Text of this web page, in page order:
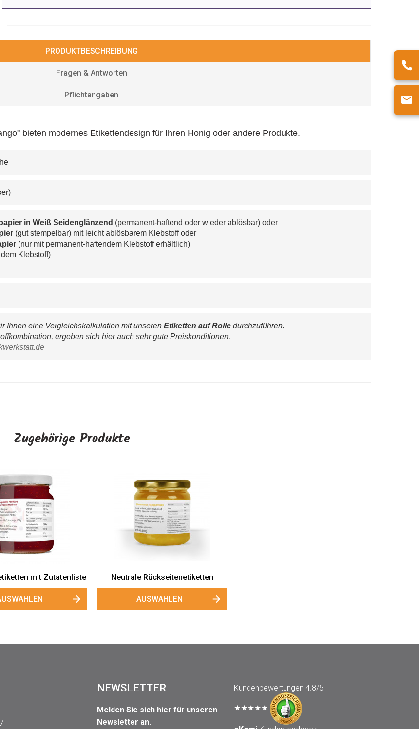
PRODUKTBESCHREIBUNG
Fragen & Antworten
Pflichtangaben
bieten modernes Etikettendesign für Ihren Honig oder andere Produkte.
in Weiß Seidenglänzend (permanent-haftend oder wieder ablösbar) oder
(gut stempelbar) mit leicht ablösbarem Klebstoff oder
(nur mit permanent-haftendem Klebstoff erhältlich)
Klebstoff)
Ihnen eine Vergleichskalkulation mit unseren Etiketten auf Rolle durchzuführen.
ergeben sich hier auch sehr gute Preiskonditionen.
Zugehörige Produkte
mit Zutatenliste Neutrale Rückseitenetiketten
AUSWÄHLEN
NEWSLETTER
Melden Sie sich hier für unseren
Newsletter an.
Kundenbewertungen 4.8/5
★★★★★